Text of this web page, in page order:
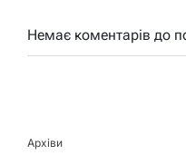
Немає коментарів до
Архіви